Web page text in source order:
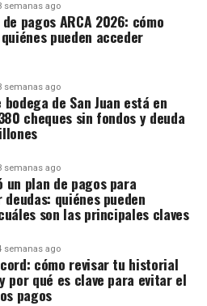
semanas ago
pagos ARCA 2026: cómo
pueden acceder
semanas ago
de San Juan está en
cheques sin fondos y deuda
semanas ago
un plan de pagos para
quiénes pueden
son las principales claves
semanas ago
cómo revisar tu historial
por qué es clave para evitar el
pagos